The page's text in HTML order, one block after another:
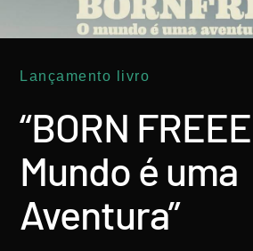
Lançamento livro
“BORN
Mundo é uma
Aventura”